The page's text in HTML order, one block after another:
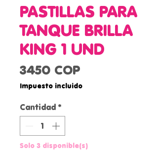
PASTILLAS PARA
TANQUE BRILLA
KING 1 UND
3450 COP
Impuesto incluido
Cantidad *
Solo 3 disponible(s)